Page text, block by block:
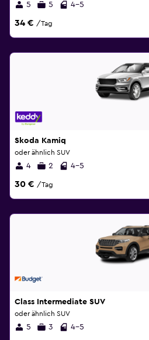
5 5 4-5
34 € /Tag
Skoda Kamiq
oder ähnlich SUV
4 2 4-5
30 € /Tag
Class Intermediate SUV
oder ähnlich SUV
5 3 4-5